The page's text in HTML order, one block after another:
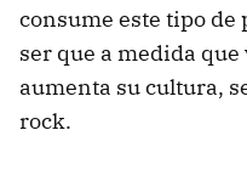
consume este tipo de
ser que a medida
aumenta su cultura,
rock.